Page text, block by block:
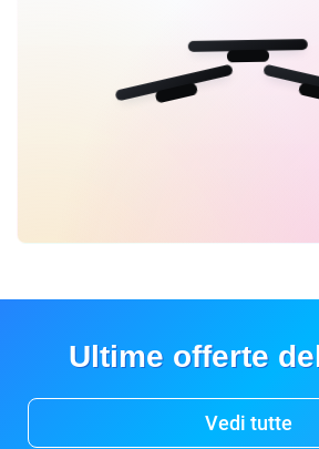
Ultime offerte
Vedi tutte